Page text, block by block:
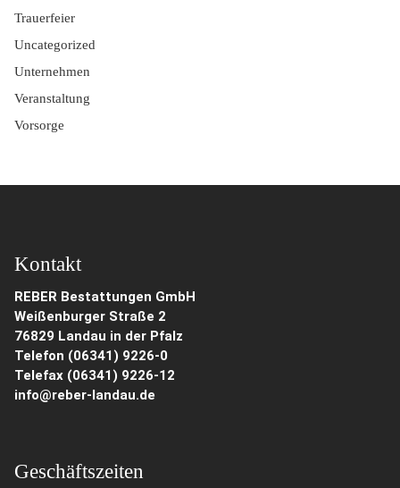
Trauerfeier
Uncategorized
Unternehmen
Veranstaltung
Vorsorge
Kontakt
REBER Bestattungen GmbH
Weißenburger Straße 2
76829 Landau in der Pfalz
Telefon (06341) 9226-0
Telefax (06341) 9226-12
info@reber-landau.de
Geschäftszeiten